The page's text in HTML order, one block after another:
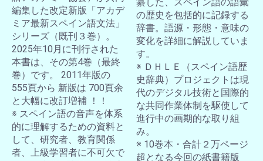
編集した改定新版「アカデ
ミア最新スペイン語文法」
シリーズ（既刊３巻）。
2025年10月に刊行された
本書は、その第4巻（最終
巻）です。 2011年版の
555頁から 新版は 700頁余
と大幅に改訂増補 ！！
※ スペイン語の音声を体系
的に理解するための資料と
して、研究者、教育関係
者、上級学習者に不可欠で
の歴史を包括的に記録する
辞書。語源・形態・意味の
変化を詳細に解説していま
す。
※ ＤＨＬＥ（スペイン語歴
史辞典）プロジェクトは現
代のデジタル技術と国際的
な共同作業体制を駆使して
進行中の画期的な取り組
み。
※ 10巻本・合計２万ページ
超となる今回の紙書籍版